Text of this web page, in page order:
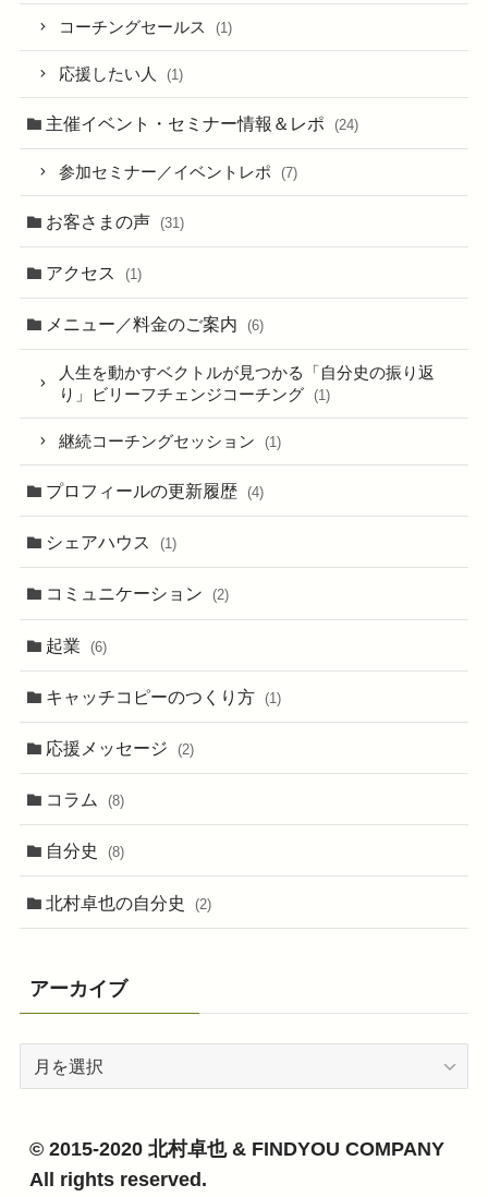
コーチングセールス (1)
応援したい人 (1)
主催イベント・セミナー情報＆レポ (24)
参加セミナー／イベントレポ (7)
お客さまの声 (31)
アクセス (1)
メニュー／料金のご案内 (6)
人生を動かすベクトルが見つかる「自分史の振り返
り」ビリーフチェンジコーチング
(1)
継続コーチングセッション (1)
プロフィールの更新履歴 (4)
シェアハウス (1)
コミュニケーション (2)
起業 (6)
キャッチコピーのつくり方 (1)
応援メッセージ (2)
コラム (8)
自分史 (8)
北村卓也の自分史 (2)
アーカイブ
© 2015-2020 北村卓也 & FINDYOU COMPANY
All rights reserved.